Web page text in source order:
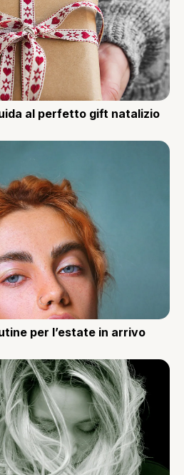
al perfetto gift natalizio
per l’estate in arrivo